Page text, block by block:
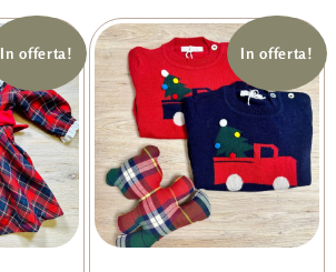
In offerta! In offerta!